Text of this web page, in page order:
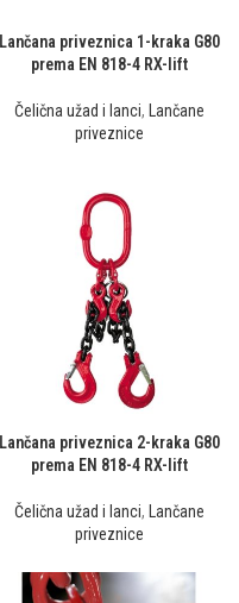
Lančana priveznica 1-kraka G80
prema EN 818-4 RX-lift
Čelična užad i lanci,
Lančane
priveznice
Lančana priveznica 2-kraka G80
prema EN 818-4 RX-lift
Čelična užad i lanci,
Lančane
priveznice